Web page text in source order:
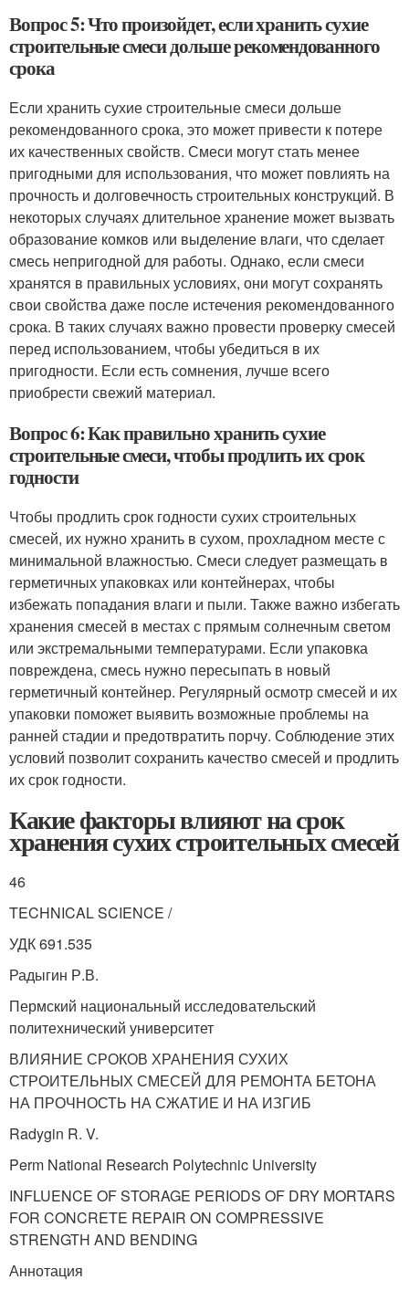
Вопрос 5: Что произойдет, если хранить сухие
строительные смеси дольше рекомендованного
срока
Если хранить сухие строительные смеси дольше
рекомендованного срока, это может привести к потере
их качественных свойств. Смеси могут стать менее
пригодными для использования, что может повлиять на
прочность и долговечность строительных конструкций. В
некоторых случаях длительное хранение может вызвать
образование комков или выделение влаги, что сделает
смесь непригодной для работы. Однако, если смеси
хранятся в правильных условиях, они могут сохранять
свои свойства даже после истечения рекомендованного
срока. В таких случаях важно провести проверку смесей
перед использованием, чтобы убедиться в их
пригодности. Если есть сомнения, лучше всего
приобрести свежий материал.
Вопрос 6: Как правильно хранить сухие
строительные смеси, чтобы продлить их срок
годности
Чтобы продлить срок годности сухих строительных
смесей, их нужно хранить в сухом, прохладном месте с
минимальной влажностью. Смеси следует размещать в
герметичных упаковках или контейнерах, чтобы
избежать попадания влаги и пыли. Также важно избегать
хранения смесей в местах с прямым солнечным светом
или экстремальными температурами. Если упаковка
повреждена, смесь нужно пересыпать в новый
герметичный контейнер. Регулярный осмотр смесей и их
упаковки поможет выявить возможные проблемы на
ранней стадии и предотвратить порчу. Соблюдение этих
условий позволит сохранить качество смесей и продлить
их срок годности.
Какие факторы влияют на срок
хранения сухих строительных смесей
46
TECHNICAL SCIENCE /
УДК 691.535
Радыгин Р.В.
Пермский национальный исследовательский
политехнический университет
ВЛИЯНИЕ СРОКОВ ХРАНЕНИЯ СУХИХ
СТРОИТЕЛЬНЫХ СМЕСЕЙ ДЛЯ РЕМОНТА БЕТОНА
НА ПРОЧНОСТЬ НА СЖАТИЕ И НА ИЗГИБ
Radygin R. V.
Perm National Research Polytechnic University
INFLUENCE OF STORAGE PERIODS OF DRY MORTARS
FOR CONCRETE REPAIR ON COMPRESSIVE
STRENGTH AND BENDING
Аннотация